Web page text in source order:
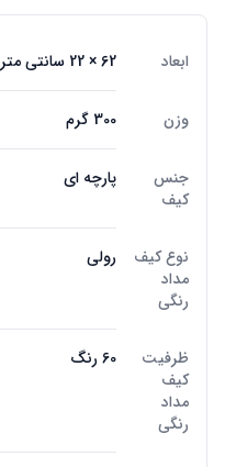
ابعاد 62 × 22 سانتی متر
وزن 300 گرم
جنس
کیف
پارچه ای
نوع کیف
مداد
رنگی
رولی
ظرفیت
کیف
مداد
رنگی
60 رنگ